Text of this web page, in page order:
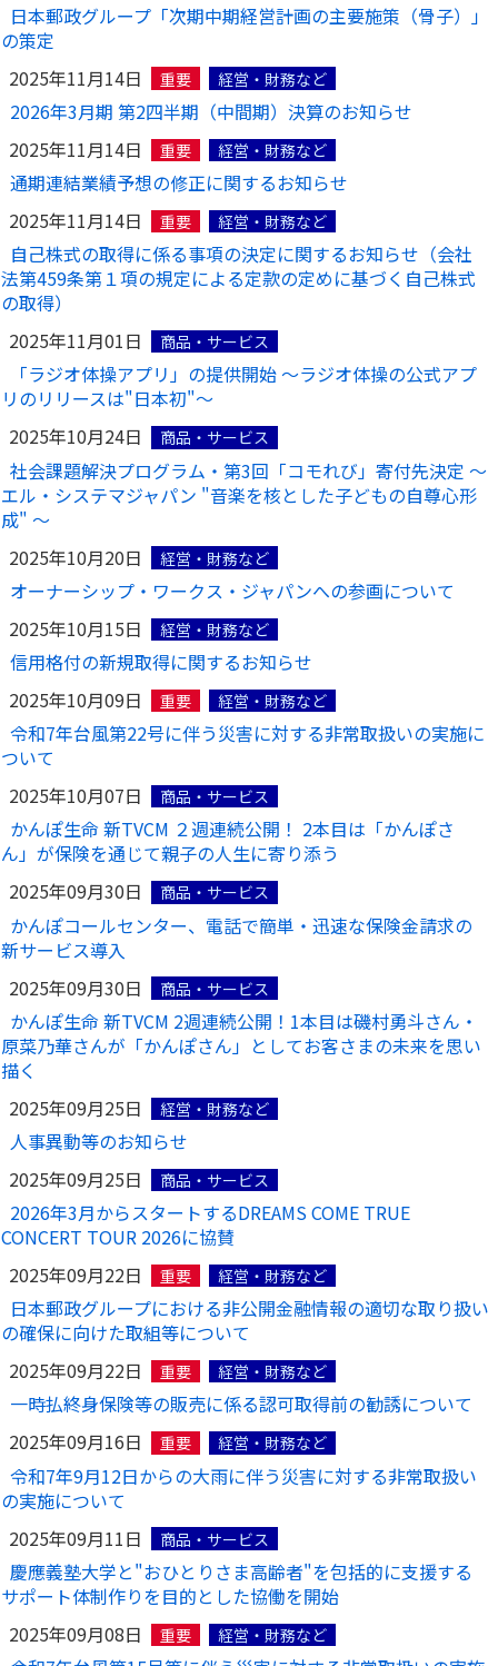
日本郵政グループ「次期中期経営計画の主要施策（骨子）」
の策定
2025年11月14日
重要 経営・財務など
2026年3月期 第2四半期（中間期）決算のお知らせ
2025年11月14日
重要 経営・財務など
通期連結業績予想の修正に関するお知らせ
2025年11月14日
重要 経営・財務など
自己株式の取得に係る事項の決定に関するお知らせ（会社
法第459条第１項の規定による定款の定めに基づく自己株式
の取得）
2025年11月01日
商品・サービス
「ラジオ体操アプリ」の提供開始 ～ラジオ体操の公式アプ
リのリリースは"日本初"～
2025年10月24日
商品・サービス
社会課題解決プログラム・第3回「コモれび」寄付先決定 ～
エル・システマジャパン "音楽を核とした子どもの自尊心形
成" ～
2025年10月20日
経営・財務など
オーナーシップ・ワークス・ジャパンへの参画について
2025年10月15日
経営・財務など
信用格付の新規取得に関するお知らせ
2025年10月09日
重要 経営・財務など
令和7年台風第22号に伴う災害に対する非常取扱いの実施に
ついて
2025年10月07日
商品・サービス
かんぽ生命 新TVCM ２週連続公開！ 2本目は「かんぽさ
ん」が保険を通じて親子の人生に寄り添う
2025年09月30日
商品・サービス
かんぽコールセンター、電話で簡単・迅速な保険金請求の
新サービス導入
2025年09月30日
商品・サービス
かんぽ生命 新TVCM 2週連続公開！1本目は磯村勇斗さん・
原菜乃華さんが「かんぽさん」としてお客さまの未来を思い
描く
2025年09月25日
経営・財務など
人事異動等のお知らせ
2025年09月25日
商品・サービス
2026年3月からスタートするDREAMS COME TRUE
CONCERT TOUR 2026に協賛
2025年09月22日
重要 経営・財務など
日本郵政グループにおける非公開金融情報の適切な取り扱い
の確保に向けた取組等について
2025年09月22日
重要 経営・財務など
一時払終身保険等の販売に係る認可取得前の勧誘について
2025年09月16日
重要 経営・財務など
令和7年9月12日からの大雨に伴う災害に対する非常取扱い
の実施について
2025年09月11日
商品・サービス
慶應義塾大学と"おひとりさま高齢者"を包括的に支援する
サポート体制作りを目的とした協働を開始
2025年09月08日
重要 経営・財務など